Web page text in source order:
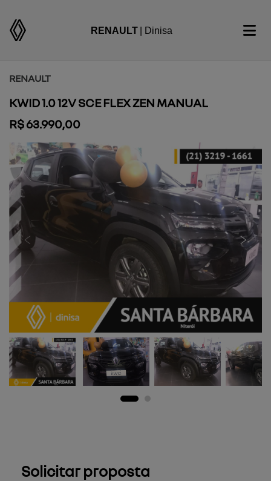
RENAULT | Dinisa
RENAULT
KWID 1.0 12V SCE FLEX ZEN MANUAL
R$ 63.990,00
Previous Next
Solicitar proposta